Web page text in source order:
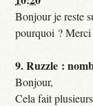
Bonjour je reste
pourquoi ? Merci
9.Ruzzle :
Bonjour,
Cela fait